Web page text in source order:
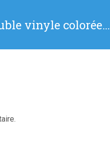
vinyle colorée…